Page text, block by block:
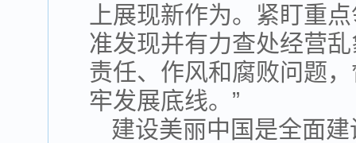
上展现新作为。紧盯重
准发现并有力查处经营
责任、作风和腐败问题
牢发展底线。”
建设美丽中国是全面